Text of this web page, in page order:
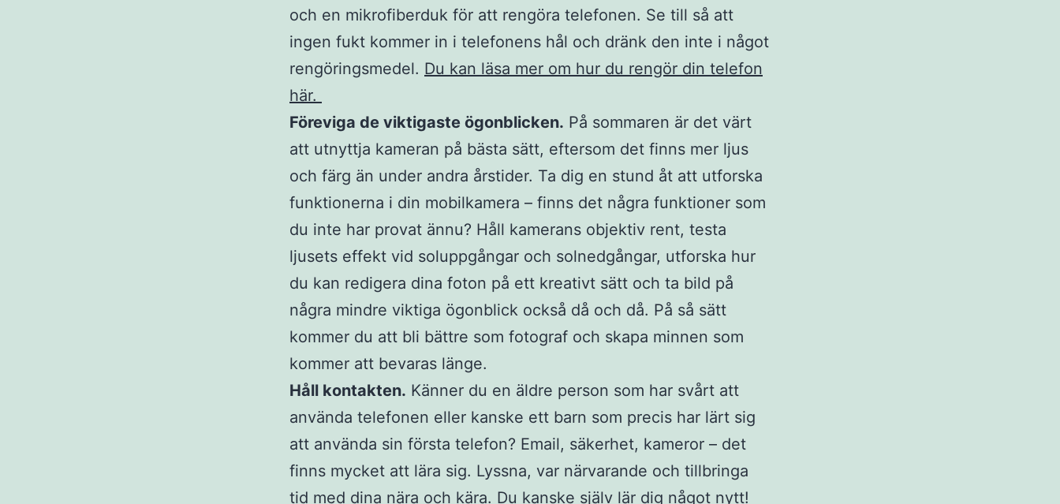
och en mikrofiberduk för att rengöra telefonen. Se till så att
ingen fukt kommer in i telefonens hål och dränk den inte i något
rengöringsmedel. Du kan läsa mer om hur du rengör din telefon
här.
Föreviga de viktigaste ögonblicken. På sommaren är det värt
att utnyttja kameran på bästa sätt, eftersom det finns mer ljus
och färg än under andra årstider. Ta dig en stund åt att utforska
funktionerna i din mobilkamera – finns det några funktioner som
du inte har provat ännu? Håll kamerans objektiv rent, testa
ljusets effekt vid soluppgångar och solnedgångar, utforska hur
du kan redigera dina foton på ett kreativt sätt och ta bild på
några mindre viktiga ögonblick också då och då. På så sätt
kommer du att bli bättre som fotograf och skapa minnen som
kommer att bevaras länge.
Håll kontakten. Känner du en äldre person som har svårt att
använda telefonen eller kanske ett barn som precis har lärt sig
att använda sin första telefon? Email, säkerhet, kameror – det
finns mycket att lära sig. Lyssna, var närvarande och tillbringa
tid med dina nära och kära. Du kanske själv lär dig något nytt!